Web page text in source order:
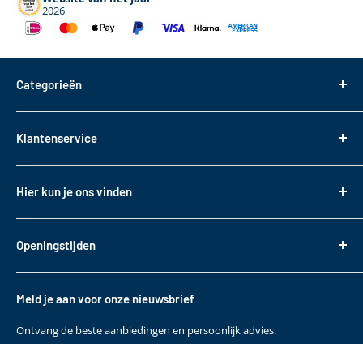
2026
Categorieën
Dakdragers
Fietsendragers
Reistassen
Daktransport voor bedrijfswagens
Klantenservice
Over ons
Bezorgen & Afhalen
Retourneren
Garantie
Hier kun je ons vinden
Tasveld 14
3417XS Montfoort
+31 (0)348 220 138
Eklantenservice@bepakt.nl
Openingstijden
Maandag t/m. vrijdag
10:00 - 17:00
Meld je aan voor onze nieuwsbrief
Ontvang de beste aanbiedingen en persoonlijk advies.